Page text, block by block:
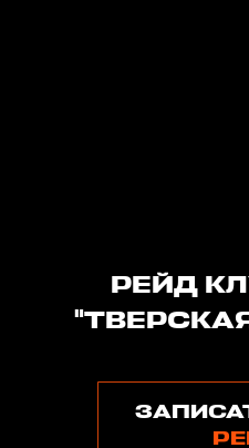
РЕЙД